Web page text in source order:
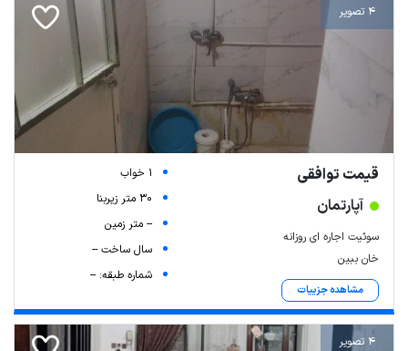
4 تصویر
قیمت توافقی
آپارتمان
سوئیت اجاره ای روزانه
خان ببین
مشاهده جزییات
1 خواب
30 متر زیربنا
-- متر زمین
سال ساخت --
شماره طبقه: --
4 تصویر